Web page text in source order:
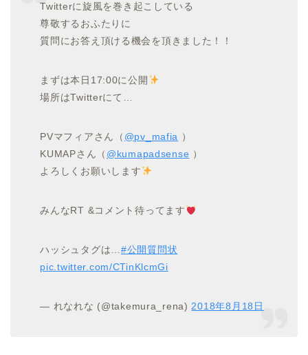
Twitterに旋風を巻き起こしている
尊敬するおふたりに
質問にお答え頂ける機会を頂きました！！
まずは本日17:00に公開
場所はTwitterにて…
PVマフィアさん（ @pv_mafia ）
KUMAPさん（ @kumapadsense ）
よろしくお願いします
みんなRT &コメント待ってます
ハッシュタグは…#公開質問状
pic.twitter.com/CTinKlcmGi
— れなれな (@takemura_rena)2018年8月18日